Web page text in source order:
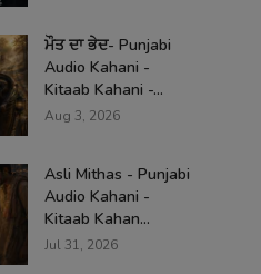
ਮੌਤ ਦਾ ਭੇਦ- Punjabi
Audio Kahani -
Kitaab Kahani -...
Aug 3, 2026
Asli Mithas - Punjabi
Audio Kahani -
Kitaab Kahan...
Jul 31, 2026